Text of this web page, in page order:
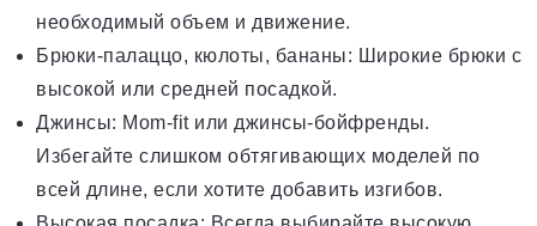
необходимый объем и движение.
Брюки-палаццо, кюлоты, бананы: Широкие брюки с
высокой или средней посадкой.
Джинсы: Mom-fit или джинсы-бойфренды.
Избегайте слишком обтягивающих моделей по
всей длине, если хотите добавить изгибов.